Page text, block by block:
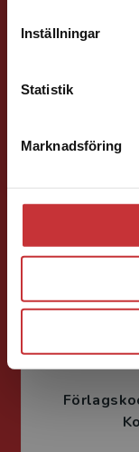
Inställningar
Statistik
Marknadsföring